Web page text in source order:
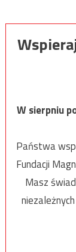
W sierpniu
Państwa
Fundacji
Masz